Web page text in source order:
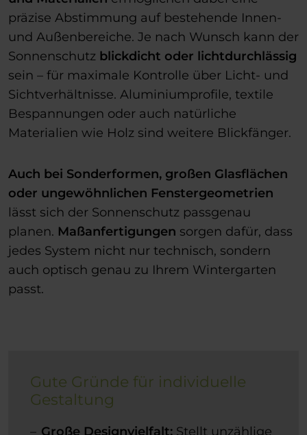
präzise Abstimmung auf bestehende Innen-
und Außenbereiche. Je nach Wunsch kann der
Sonnenschutz blickdicht oder lichtdurchlässig
sein – für maximale Kontrolle über Licht- und
Sichtverhältnisse. Aluminiumprofile, textile
Bespannungen oder auch natürliche
Materialien wie Holz sind weitere Blickfänger.
Auch bei Sonderformen, großen Glasflächen
oder ungewöhnlichen Fenstergeometrien
lässt sich der Sonnenschutz passgenau
planen. Maßanfertigungen sorgen dafür, dass
jedes System nicht nur technisch, sondern
auch optisch genau zu Ihrem Wintergarten
passt.
Gute Gründe für individuelle
Gestaltung
Große Designvielfalt: Stellt unzählige